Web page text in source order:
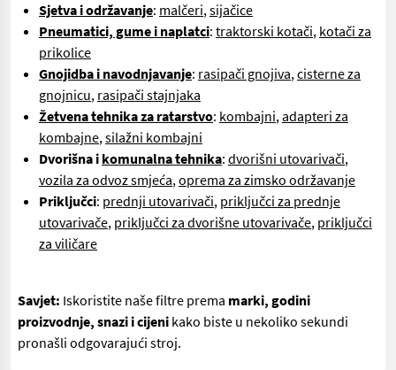
Sjetva i održavanje: malčeri,sijačice
Pneumatici, gume i naplatci: traktorski kotači, kotači za
prikolice
Gnojidba i navodnjavanje: rasipači gnojiva,cisterne za
gnojnicu, rasipači stajnjaka
Žetvena tehnika za ratarstvo: kombajni,adapteri za
kombajne,silažni kombajni
Dvorišna i komunalna tehnika: dvorišni utovarivači,
vozila za odvoz smjeća,oprema za zimsko održavanje
Priključci: prednji utovarivači, priključci za prednje
utovarivače, priključci za dvorišne utovarivače, priključci
za viličare
Savjet: Iskoristite naše filtre prema marki, godini
proizvodnje, snazi i cijeni kako biste u nekoliko sekundi
pronašli odgovarajući stroj.